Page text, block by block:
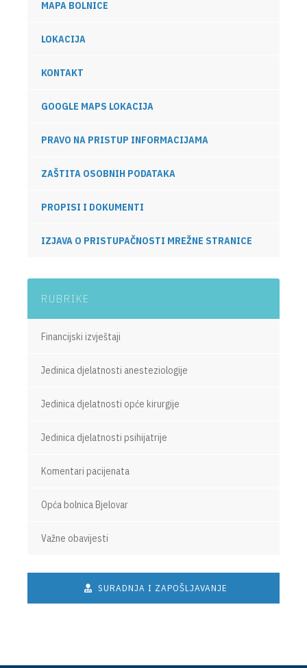
MAPA BOLNICE
LOKACIJA
KONTAKT
GOOGLE MAPS LOKACIJA
PRAVO NA PRISTUP INFORMACIJAMA
ZAŠTITA OSOBNIH PODATAKA
PROPISI I DOKUMENTI
IZJAVA O PRISTUPAČNOSTI MREŽNE STRANICE
RUBRIKE
Financijski izvještaji
Jedinica djelatnosti anesteziologije
Jedinica djelatnosti opće kirurgije
Jedinica djelatnosti psihijatrije
Komentari pacijenata
Opća bolnica Bjelovar
Važne obavijesti
SURADNJA I ZAPOŠLJAVANJE